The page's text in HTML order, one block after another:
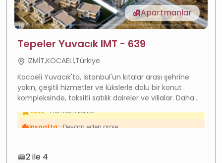
Apartmanlar
Tepeler Yuvacık IMT - 639
İZMİT,KOCAELİ,Türkiye
Kocaeli Yuvacık'ta, İstanbul'un kıtalar arası şehrine
yakın, çeşitli hizmetler ve lükslerle dolu bir konut
kompleksinde, taksitli satılık daireler ve villalar. Daha
Lüks
2 ile 4